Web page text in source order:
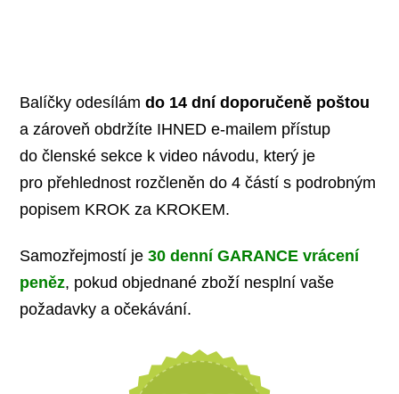
Balíčky odesílámdo 14 dní doporučeně poštou
a zároveň obdržíte IHNED e-mailem přístup
do členské sekce k video návodu, který je
pro přehlednost rozčleněn do 4 částí s podrobným
popisem KROK za KROKEM.
Samozřejmostí je30 denní GARANCE vrácení
peněz, pokud objednané zboží nesplní vaše
požadavky a očekávání.